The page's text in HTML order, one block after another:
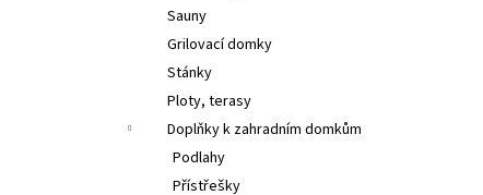
Sauny
Grilovací domky
Stánky
Ploty, terasy
Doplňky k zahradním domkům
Podlahy
Přístřešky
DĚTSKÉ HŘIŠTĚ HENRY 1